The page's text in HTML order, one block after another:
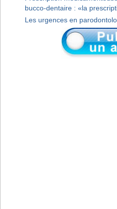
bucco-dentaire : «la
Les urgences en